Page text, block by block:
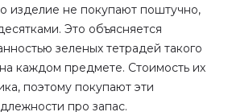
изделие не покупают поштучно,
Это объясняется
зеленых тетрадей такого
каждом предмете. Стоимость их
поэтому покупают эти
про запас.